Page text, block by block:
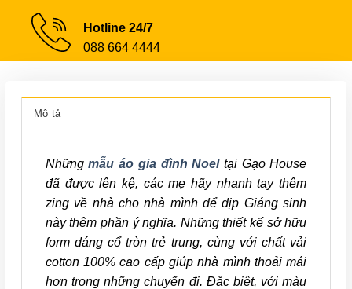
Hotline 24/7
088 664 4444
Mô tả
Nhữngmẫu áo gia đình Noel tại Gạo House
đã được lên kệ, các mẹ hãy nhanh tay thêm
zing về nhà cho nhà mình để dịp Giáng sinh
này thêm phần ý nghĩa. Những thiết kế sở hữu
form dáng cổ tròn trẻ trung, cùng với chất vải
cotton 100% cao cấp giúp nhà mình thoải mái
hơn trong những chuyến đi. Đặc biệt, với màu